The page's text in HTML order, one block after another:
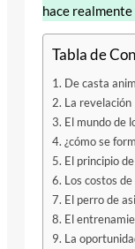
hace
Tabla de
De casta
La revelación
El mundo de
¿cómo se
El principio
Los costos
El perro de
El
La